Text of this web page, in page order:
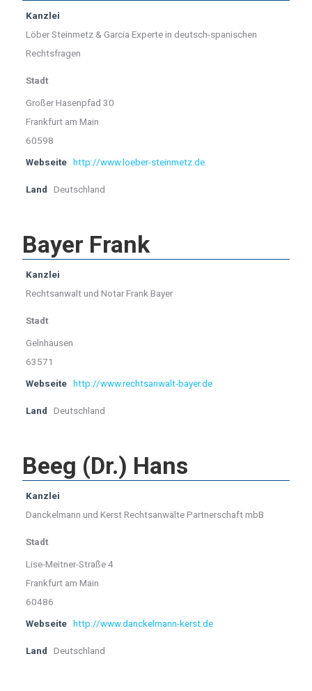
Kanzlei
Löber Steinmetz & Garcia Experte in deutsch-spanischen
Rechtsfragen
Stadt
Großer Hasenpfad 30
Frankfurt am Main
60598
Webseite http://www.loeber-steinmetz.de
Land Deutschland
Bayer Frank
Kanzlei
Rechtsanwalt und Notar Frank Bayer
Stadt
Gelnhausen
63571
Webseite http://www.rechtsanwalt-bayer.de
Land Deutschland
Beeg (Dr.) Hans
Kanzlei
Danckelmann und Kerst Rechtsanwälte Partnerschaft mbB
Stadt
Lise-Meitner-Straße 4
Frankfurt am Main
60486
Webseite http://www.danckelmann-kerst.de
Land Deutschland